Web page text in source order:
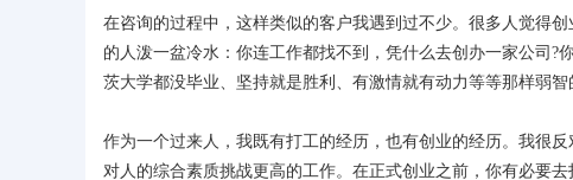
在咨询的过程中，这样类似的客户我遇到过不少。很多人觉得
的人泼一盆冷水：你连工作都找不到，凭什么去创办一家公司?
茨大学都没毕业、坚持就是胜利、有激情就有动力等等那样弱
作为一个过来人，我既有打工的经历，也有创业的经历。我很
对人的综合素质挑战更高的工作。在正式创业之前，你有必要